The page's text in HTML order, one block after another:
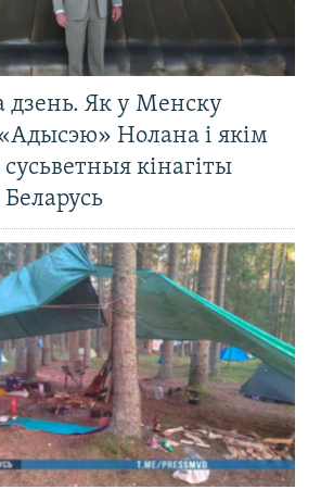
дзень. Як у Менску
Нолана і якім
кінагіты